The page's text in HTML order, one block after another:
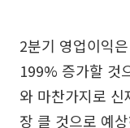
2분기 영업이익
199% 증가할 것
와 마찬가지로
장 클 것으로 예